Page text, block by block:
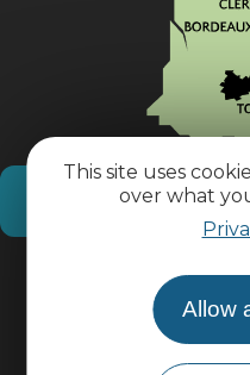
This site uses
over what
Allow
How do I get there?